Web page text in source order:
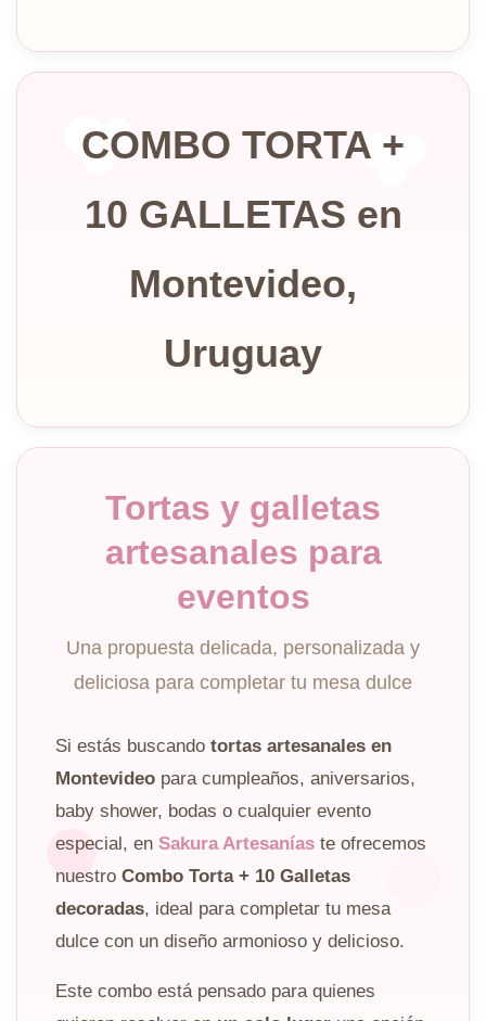
COMBO TORTA +
10 GALLETAS en
Montevideo,
Uruguay
Tortas y galletas
artesanales para
eventos
Una propuesta delicada, personalizada y
deliciosa para completar tu mesa dulce
Si estás buscando tortas artesanales en
Montevideo para cumpleaños, aniversarios,
baby shower, bodas o cualquier evento
especial, en Sakura Artesanías te ofrecemos
nuestro Combo Torta + 10 Galletas
decoradas, ideal para completar tu mesa
dulce con un diseño armonioso y delicioso.
Este combo está pensado para quienes